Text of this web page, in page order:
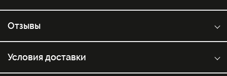
Отзывы
Условия доставки